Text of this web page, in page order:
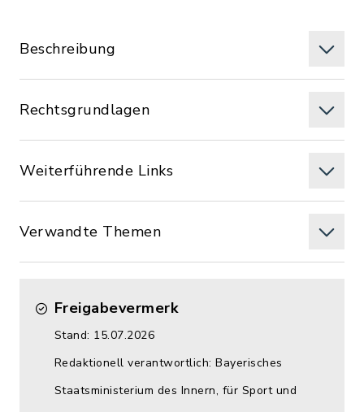
Beschreibung
Rechtsgrundlagen
Weiterführende Links
Verwandte Themen
Freigabevermerk
Stand: 15.07.2026
Redaktionell verantwortlich: Bayerisches
Staatsministerium des Innern, für Sport und